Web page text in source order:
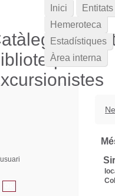
Inici
Entitats
Hemeroteca
Estadístiques
Àrea interna